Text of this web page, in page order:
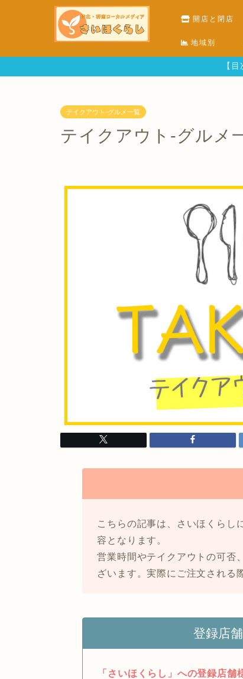
開店と閉店
地域別
【
テイクアウト-グルメ一覧
テイクアウト-グルメ
こちらの記事は、さいほくらし
容となります。
営業時間やテイクアウトの可否
ざいます。実際にご注文される
登録店
「さいほくらし」への登録店舗